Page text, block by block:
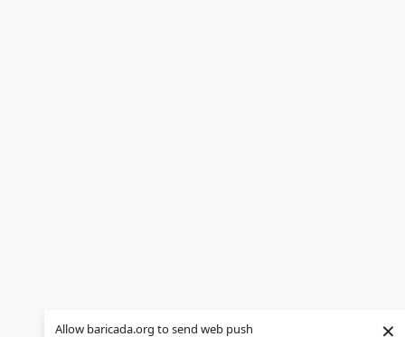
Allow baricada.org to send web push